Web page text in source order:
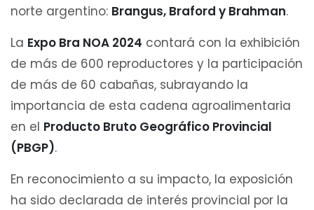
norte argentino: Brangus, Braford y Brahman.
La Expo Bra NOA 2024 contará con la exhibición
de más de 600 reproductores y la participación
de más de 60 cabañas, subrayando la
importancia de esta cadena agroalimentaria
en el Producto Bruto Geográfico Provincial
(PBGP).
En reconocimiento a su impacto, la exposición
ha sido declarada de interés provincial por la